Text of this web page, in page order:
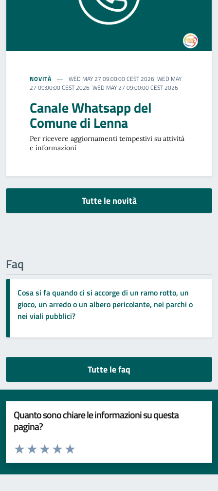
NOVITÀ
WED MAY 27 09:00:00 CEST 2026 WED MAY
27 09:00:00 CEST 2026 WED MAY 27 09:00:00 CEST 2026
Canale Whatsapp del
Comune di Lenna
Per ricevere aggiornamenti tempestivi su attività
e informazioni
Tutte le novità
Faq
Cosa si fa quando ci si accorge di un ramo rotto, un
gioco, un arredo o un albero pericolante, nei parchi o
nei viali pubblici?
Tutte le faq
Quanto sono chiare le informazioni su questa
pagina?
Valuta da 1 a 5 stelle la pagina
Valuta 5 stelle su 5
Valuta 4 stelle su 5
Valuta 3 stelle su 5
Valuta 2 stelle su 5
Valuta 1 stelle su 5